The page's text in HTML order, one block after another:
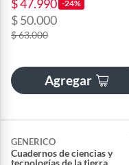
$ 47.990 -24%
$ 50.000
$ 63.000
Agregar
GENERICO
Cuadernos de ciencias y
tecnologías de la tierra